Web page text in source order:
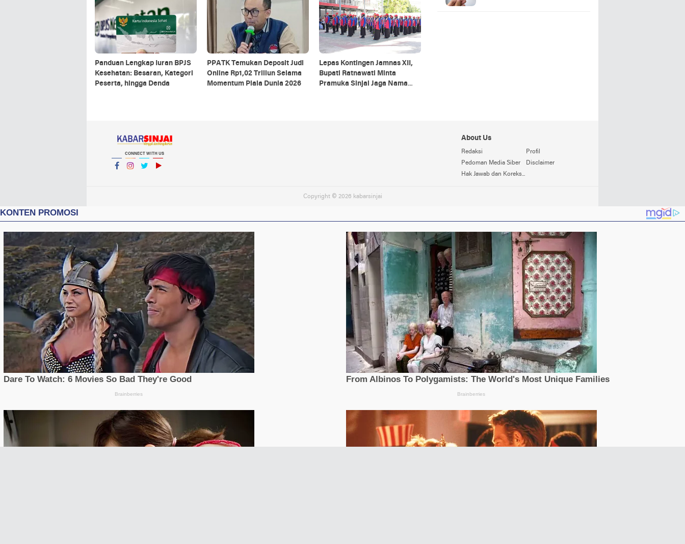
Panduan Lengkap Iuran BPJS
Kesehatan: Besaran, Kategori
Peserta, hingga Denda
PPATK Temukan Deposit Judi
Online Rp1,02 Triliun Selama
Momentum Piala Dunia 2026
Lepas Kontingen Jamnas XII,
Bupati Ratnawati Minta
Pramuka Sinjai Jaga Nama
CONNECT WITH US
About Us
Redaksi
Profil
Pedoman Media Siber
Disclaimer
Hak Jawab dan Koreksi Berita
Copyright © 2026 kabarsinjai